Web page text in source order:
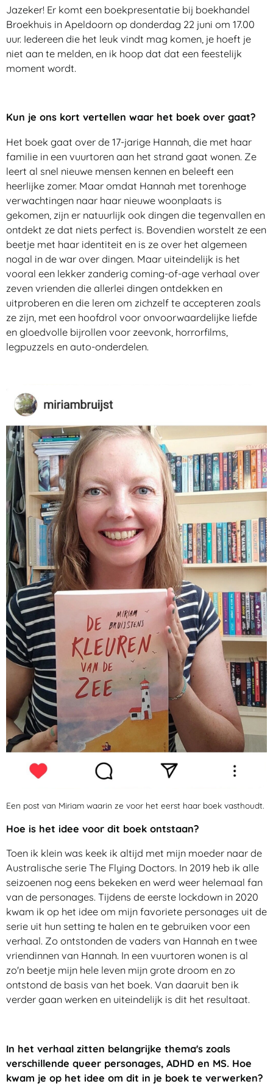
Jazeker! Er komt een boekpresentatie bij boekhandel
Broekhuis in Apeldoorn op donderdag 22 juni om 17.00
uur. Iedereen die het leuk vindt mag komen, je hoeft je
niet aan te melden, en ik hoop dat dat een feestelijk
moment wordt.
Kun je ons kort vertellen waar het boek over gaat?
Het boek gaat over de 17-jarige Hannah, die met haar
familie in een vuurtoren aan het strand gaat wonen. Ze
leert al snel nieuwe mensen kennen en beleeft een
heerlijke zomer. Maar omdat Hannah met torenhoge
verwachtingen naar haar nieuwe woonplaats is
gekomen, zijn er natuurlijk ook dingen die tegenvallen en
ontdekt ze dat niets perfect is. Bovendien worstelt ze een
beetje met haar identiteit en is ze over het algemeen
nogal in de war over dingen. Maar uiteindelijk is het
vooral een lekker zanderig coming-of-age verhaal over
zeven vrienden die allerlei dingen ontdekken en
uitproberen en die leren om zichzelf te accepteren zoals
ze zijn, met een hoofdrol voor onvoorwaardelijke liefde
en gloedvolle bijrollen voor zeevonk, horrorfilms,
legpuzzels en auto-onderdelen.
Een post van Miriam waarin ze voor het eerst haar boek vasthoudt.
Hoe is het idee voor dit boek ontstaan?
Toen ik klein was keek ik altijd met mijn moeder naar de
Australische serie The Flying Doctors. In 2019 heb ik alle
seizoenen nog eens bekeken en werd weer helemaal fan
van de personages. Tijdens de eerste lockdown in 2020
kwam ik op het idee om mijn favoriete personages uit de
serie uit hun setting te halen en te gebruiken voor een
verhaal. Zo ontstonden de vaders van Hannah en twee
vriendinnen van Hannah. In een vuurtoren wonen is al
zo'n beetje mijn hele leven mijn grote droom en zo
ontstond de basis van het boek. Van daaruit ben ik
verder gaan werken en uiteindelijk is dit het resultaat.
In het verhaal zitten belangrijke thema's zoals
verschillende queer personages, ADHD en MS. Hoe
kwam je op het idee om dit in je boek te verwerken?